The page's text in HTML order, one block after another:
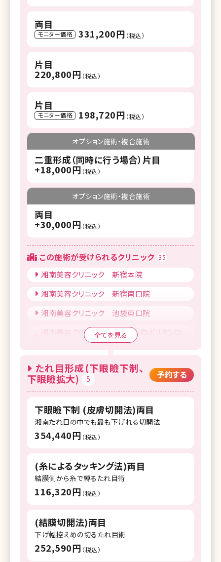
両目
モニター価格 331,200円 （税込）
片目
220,800円 （税込）
片目
モニター価格 198,720円 （税込）
オプション施術・複合施術
二重形成（同時に行う場合）片目
+18,000円 （税込）
オプション施術・複合施術
両目
+30,000円 （税込）
この施術が受けられるクリニック 35
湘南美容クリニック 新宿本院
湘南美容クリニック 新宿南口院
湘南美容クリニック 池袋東口院
湘南美容クリニック 池袋メトロポリタン口
湘南美容クリニック 錦糸町院
湘南美容クリニック 調布院
湘南美容クリニック 町田院
湘南美容クリニック 藤沢院
湘南美容クリニック 横須賀中央院
湘南美容クリニック 千葉センシティ院
湘南美容クリニック 柏院
全てを見る
たれ目形成(下眼瞼下制、
下眼瞼拡大)
5 予約する
下眼瞼下制 (皮膚切開法)両目
湘南たれ目の中でも最も下げれる切開法
354,440円 （税込）
(糸によるタッキング法)両目
結膜側から糸で縛るたれ目術
116,320円 （税込）
(結膜切開法)両目
下げ幅控えめの切るたれ目術
252,590円 （税込）